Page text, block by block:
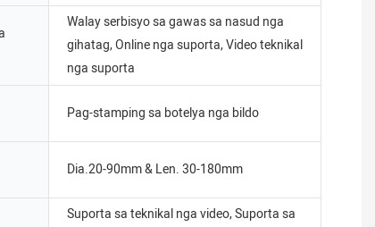
Walay serbisyo sa gawas sa nasud nga
gihatag, Online nga suporta, Video teknikal
nga suporta
Pag-stamping sa botelya nga bildo
Dia.20-90mm & Len. 30-180mm
Suporta sa teknikal nga video, Suporta sa